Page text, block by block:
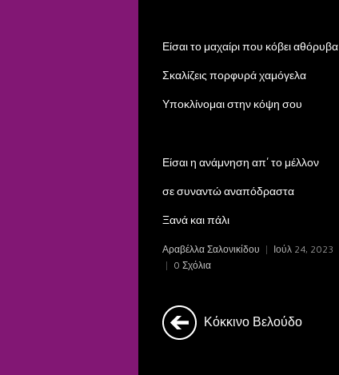
Είσαι το μαχαίρι που κόβει αθόρυβα
Σκαλίζεις πορφυρά χαμόγελα
Υποκλίνομαι στην κόψη σου
Είσαι η ανάμνηση απ’ το μέλλον
σε συναντώ αναπόδραστα
Ξανά και πάλι
Αραβέλλα Σαλονικίδου | Ιούλ 24, 2023
| 0 Σχόλια
Κόκκινο Βελούδο